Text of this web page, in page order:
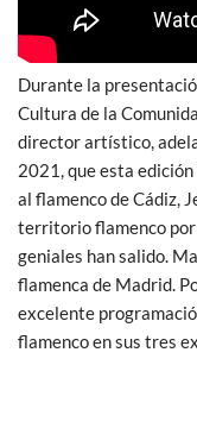
Durante la
Cultura de la
director artístico,
2021, que esta edición
al flamenco de Cádiz,
territorio flamenco
geniales han salido.
flamenca de Madrid.
excelente
flamenco en sus tres